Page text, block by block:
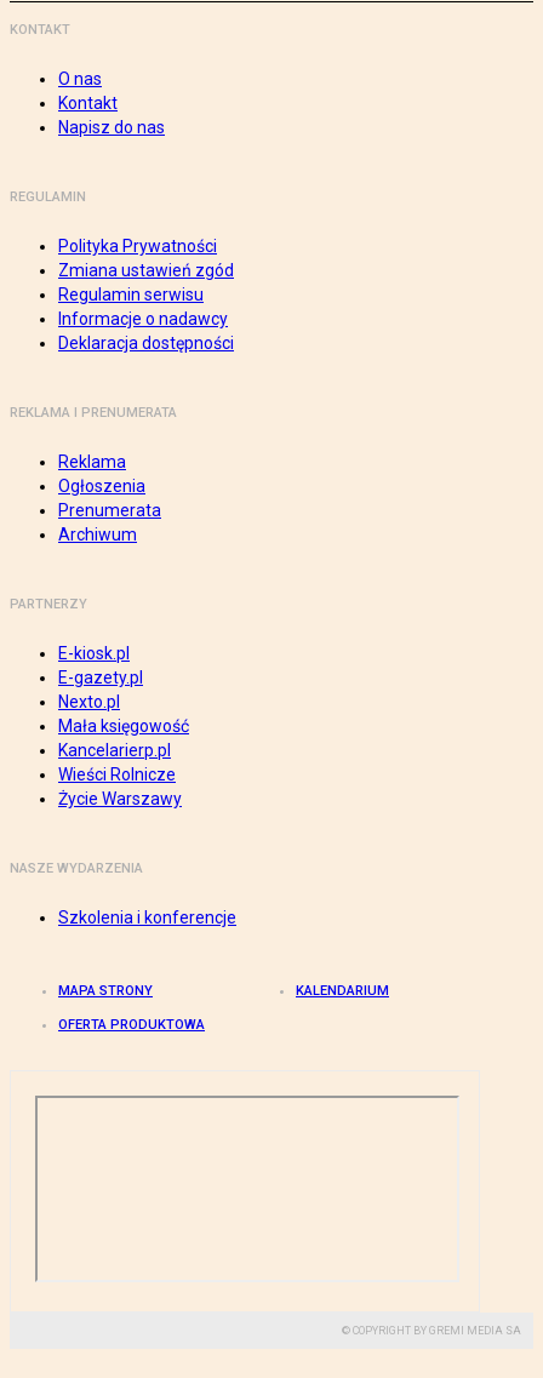
KONTAKT
O nas
Kontakt
Napisz do nas
REGULAMIN
Polityka Prywatności
Zmiana ustawień zgód
Regulamin serwisu
Informacje o nadawcy
Deklaracja dostępności
REKLAMA I PRENUMERATA
Reklama
Ogłoszenia
Prenumerata
Archiwum
PARTNERZY
E-kiosk.pl
E-gazety.pl
Nexto.pl
Mała księgowość
Kancelarierp.pl
Wieści Rolnicze
Życie Warszawy
NASZE WYDARZENIA
Szkolenia i konferencje
MAPA STRONY KALENDARIUM
OFERTA PRODUKTOWA
© COPYRIGHT BY GREMI MEDIA SA